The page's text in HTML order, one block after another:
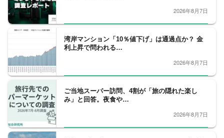
2026年8月7日
湾岸マンション「10％値下げ」は通過点か？ 金
利上昇で問われる…
2026年8月7日
ご当地スーパー訪問、4割が「旅の隠れた楽し
み」と回答。夜食や…
2026年8月7日